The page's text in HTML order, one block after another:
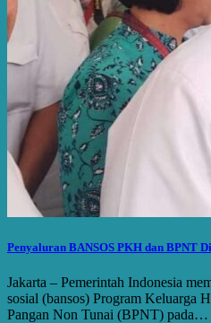
Penyaluran BANSOS PKH dan BPNT
Jakarta – Pemerintah Indonesia
sosial (bansos) Program Keluarga
Pangan Non Tunai (BPNT) pada…